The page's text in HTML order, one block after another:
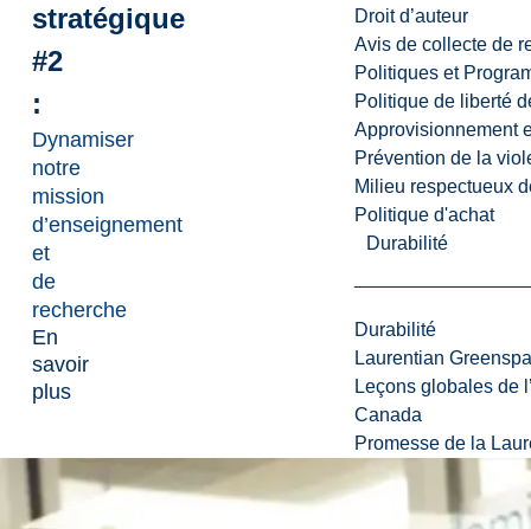
Droit d’auteur
Avis de collecte de
Politiques et
Politique de liberté
Approvisionnement
Prévention de la
Milieu respectueux
Politique d'achat
Durabilité
Durabilité
Laurentian
Leçons globales de
Canada
Promesse de la
stratégique
#2
:
Dynamiser
notre
mission
d’enseignement
et
de
recherche
En
savoir
plus